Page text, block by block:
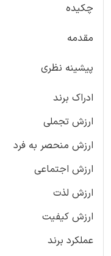
چکیده
مقدمه
پیشینه نظری
ادراک برند
ارزش تجملی
ارزش منحصر به فرد
ارزش اجتماعی
ارزش لذت
ارزش کیفیت
عملکرد برند